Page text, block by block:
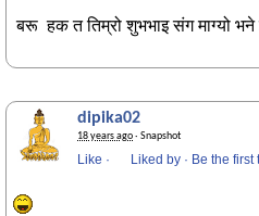
बरू हक त तिम्रो शुभभाइ संग माग्यो भने
dipika02
18 years ago· Snapshot
Like · Liked by · Be the first